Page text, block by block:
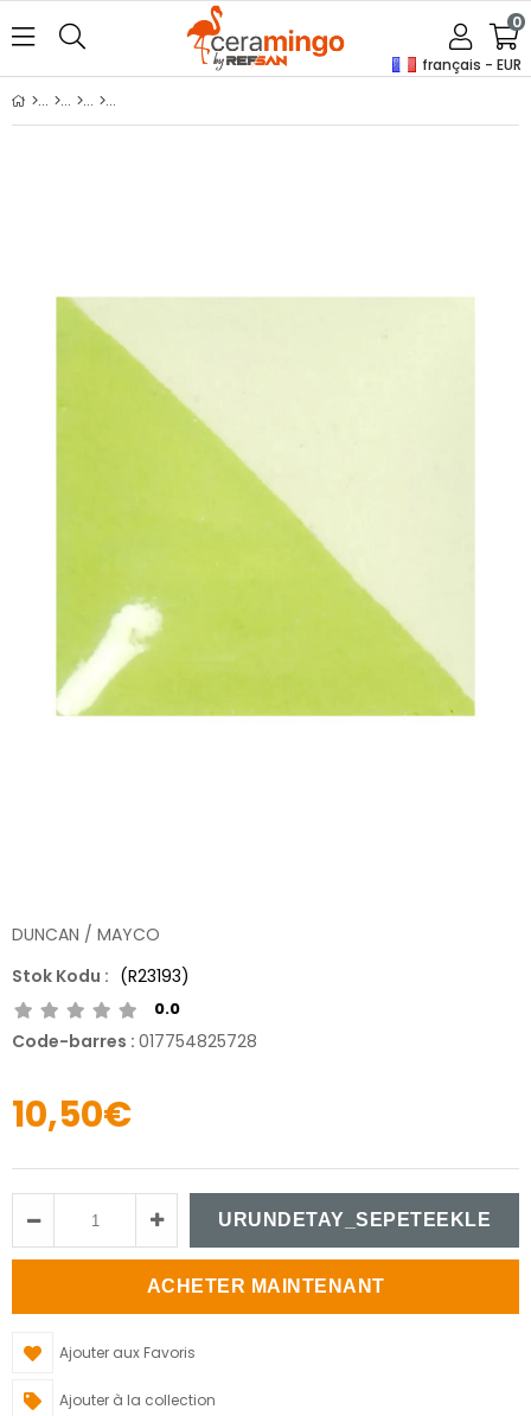
français - EUR
0
DUNCAN / MAYCO
(R23193)
0.0
Code-barres : 017754825728
10,50€
Ajouter aux Favoris
Ajouter à la collection